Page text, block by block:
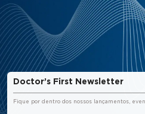
Doctor’s First Newsletter
Fique por dentro dos nossos lançamentos,